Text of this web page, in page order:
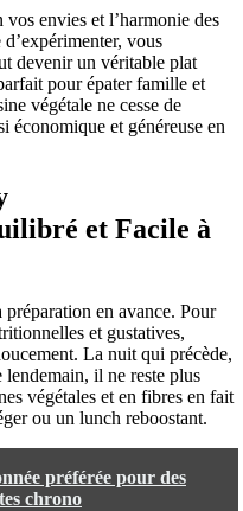
vos envies et l’harmonie des
vous
devenir un véritable plat
pour épater famille et
végétale ne cesse de
économique et généreuse en
et Facile à
en avance. Pour
et gustatives,
La nuit qui précède,
lendemain, il ne reste plus
végétales et en fibres en fait
ou un lunch reboostant.
préférée pour des
chrono